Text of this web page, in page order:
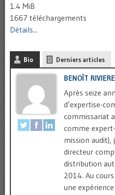
1.4 MiB
1667 téléchargements
Détails...
Bio Derniers articles
BENOÎT RIVIERE
Après seize
d’expertise-
commissariat
comme
mission audit),
directeur
distribution
2014. Au
une